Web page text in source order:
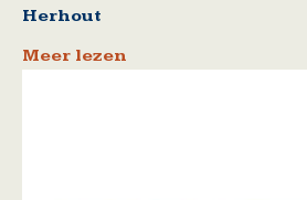
Herhout
Meer lezen